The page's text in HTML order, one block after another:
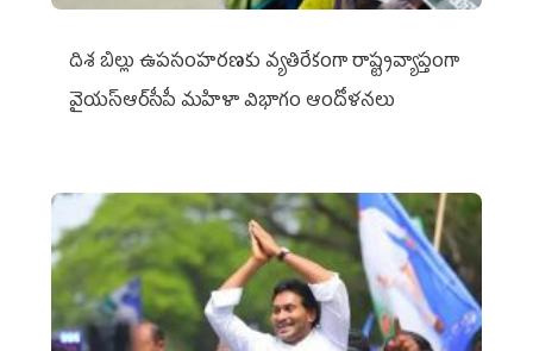
దిశ బిల్లు ఉపసంహరణకు వ్యతిరేకంగా రాష్ట్రవ్యాప్తంగా
వైయ‌స్ఆర్‌సీపీ మహిళా విభాగం ఆందోళనలు